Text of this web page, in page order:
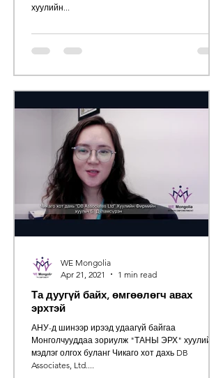
хуулийн...
Та дуугүй байх, өмгөөлөгч авах
эрхтэй
АНУ-д шинээр ирээд удаагүй байгаа
Монголчууддаа зориулж "ТАНЫ ЭРХ" хуулийн
мэдлэг олгох буланг Чикаго хот дахь DB
Associates, Ltd....
WE Mongolia
Apr 21, 2021
1 min read